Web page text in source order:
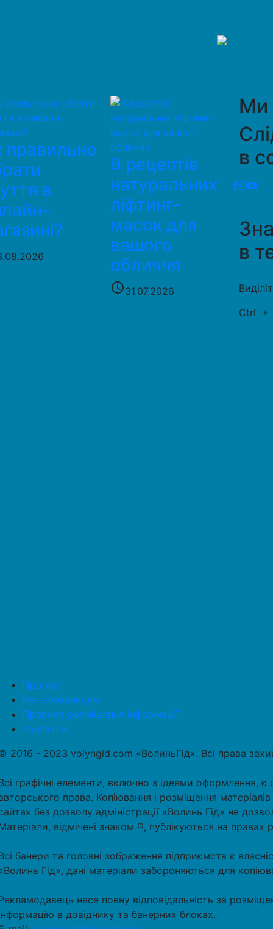
правильно
в
9 рецептів
натуральних
ліфтинг-
масок для
вашого
обличчя
access_time31.07.2026
Ми
в
в
Ctrl +
Про нас
Рекламодавцям
Правила розміщення інформації
Контакти
2016 - 2023 volyngid.com «ВолиньГід». Всі права
графічні елементи, включно з ідеями оформлення, є
права. Копіювання і розміщення
без дозволу адміністрації «Волинь Гід» не
відмічені знаком ℗, публікуються на правах
банери та головні зображення підприємств є
Гід», дані матеріали забороняються для
несе повну відповідальність за
в довіднику та банерних блоках.